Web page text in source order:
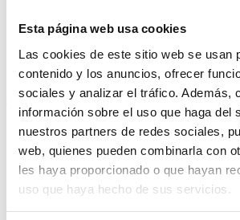
Esta página web usa cookies
Las cookies de este sitio web se usan
contenido y los anuncios, ofrecer
sociales y analizar el tráfico. Además,
información sobre el uso que haga del
nuestros partners de redes sociales,
web, quienes pueden combinarla con
les haya proporcionado o que hayan
uso que haya hecho de sus servicios.
Extractos glicólicos
Extracto seco
Plantas y tinturas
capsulas
Tamañno 000
Tamañno 00
Tamañno 0
Tamañno 1
Tamañno 2
Tamañno 3
Tamañno 4